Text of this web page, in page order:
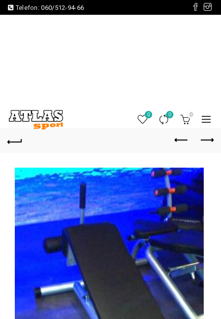
Telefon:060/512-94-66
0 0 0